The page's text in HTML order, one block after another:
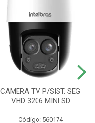
CAMERA TV P/SIST. SEG
VHD 3206 MINI SD
Código: 560174